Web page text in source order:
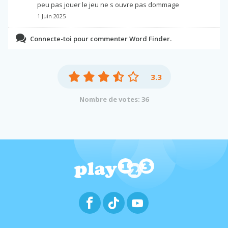
peu pas jouer le jeu ne s ouvre pas dommage
1 Juin 2025
Connecte-toi pour commenter Word Finder.
3.3
Nombre de votes: 36